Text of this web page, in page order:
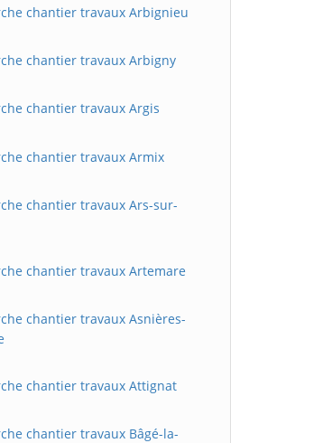
chantier travaux Arbignieu
chantier travaux Arbigny
chantier travaux Argis
chantier travaux Armix
chantier travaux Ars-sur-
chantier travaux Artemare
chantier travaux Asnières-
chantier travaux Attignat
chantier travaux Bâgé-la-